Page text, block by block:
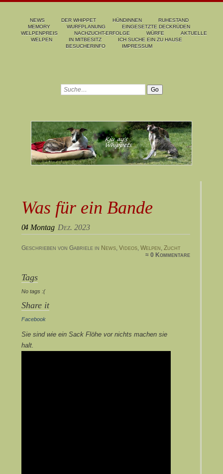
NEWS DER WHIPPET HÜNDINNEN
RUHESTAND
MEMORY
WURFPLANUNG
EINGESETZTE DECKRÜDEN
WELPENPREIS
NACHZUCHT-ERFOLGE WÜRFE
AKTUELLE
WELPEN
IN MITBESITZ
ICH SUCHE EIN ZU HAUSE
BESUCHERINFO
IMPRESSUM
Was für ein Bande
04 Montag Dez. 2023
Geschrieben von Gabriele in News, Videos, Welpen, Zucht
≈ 0 Kommentare
Tags
No tags :(
Share it
Facebook
Sie sind wie ein Sack Flöhe vor nichts machen sie
halt.